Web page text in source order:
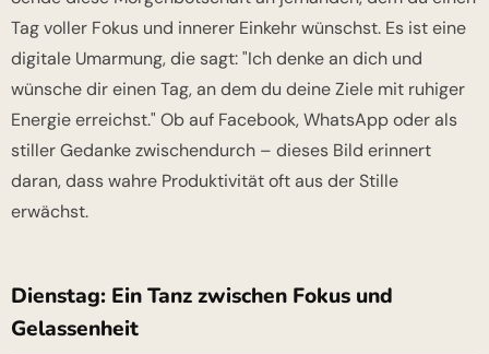
Tag voller Fokus und innerer Einkehr wünschst. Es ist eine
digitale Umarmung, die sagt: "Ich denke an dich und
wünsche dir einen Tag, an dem du deine Ziele mit ruhiger
Energie erreichst." Ob auf Facebook, WhatsApp oder als
stiller Gedanke zwischendurch – dieses Bild erinnert
daran, dass wahre Produktivität oft aus der Stille
erwächst.
Dienstag: Ein Tanz zwischen Fokus und
Gelassenheit